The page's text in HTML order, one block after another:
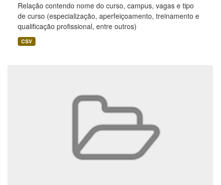
Relação contendo nome do curso, campus, vagas e tipo
de curso (especialização, aperfeiçoamento, treinamento e
qualificação profissional, entre outros)
CSV